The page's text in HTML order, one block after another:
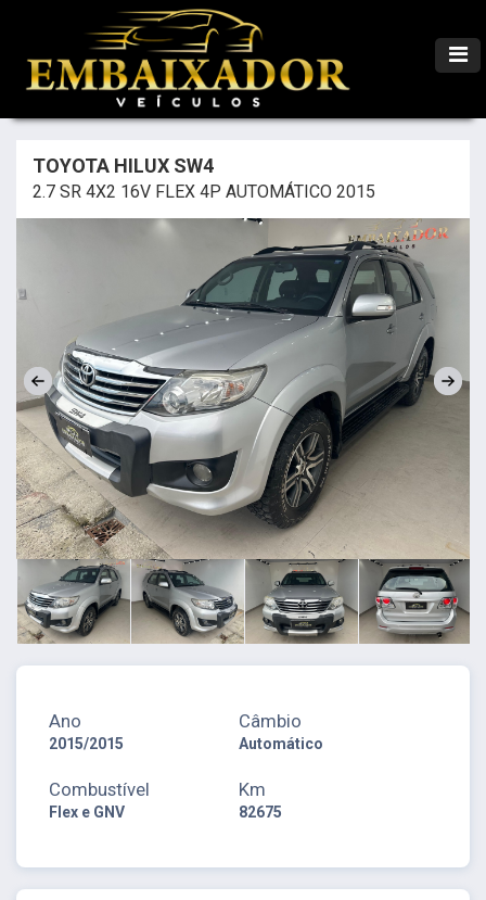
TOYOTA HILUX SW4
2.7 SR 4X2 16V FLEX 4P AUTOMÁTICO 2015
Ano
2015/2015
Câmbio
Automático
Combustível
Flex e GNV
Km
82675